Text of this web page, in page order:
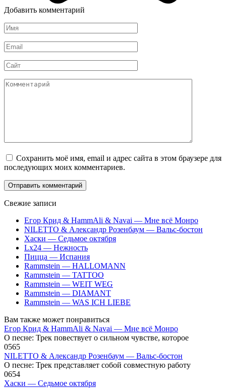
Добавить комментарий
Имя
*
Email
*
Сайт
Комментарий
Сохранить моё имя, email и адрес сайта в этом браузере для
последующих моих комментариев.
Свежие записи
Егор Крид & HammAli & Navai — Мне всё Монро
NILETTO & Александр Розенбаум — Вальс-бостон
Хаски — Седьмое октября
Lx24 — Нежность
Пицца — Испания
Rammstein — HALLOMANN
Rammstein — TATTOO
Rammstein — WEIT WEG
Rammstein — DIAMANT
Rammstein — WAS ICH LIEBE
Вам также может понравиться
Егор Крид & HammAli & Navai — Мне всё Монро
О песне: Трек повествует о сильном чувстве, которое
0565
NILETTO & Александр Розенбаум — Вальс-бостон
О песне: Трек представляет собой совместную работу
0654
Хаски — Седьмое октября